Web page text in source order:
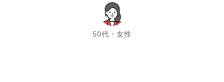
50代・女性
chevron_left chevron_right